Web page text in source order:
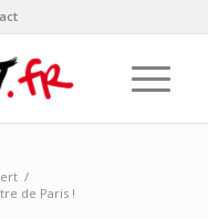
/
de Paris !